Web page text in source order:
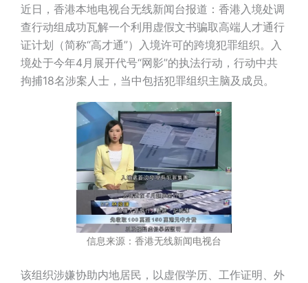
近日，香港本地电视台无线新闻台报道：香港入境处调
查行动组成功瓦解一个利用虚假文书骗取高端人才通行
证计划（简称“高才通”）入境许可的跨境犯罪组织。入
境处于今年4月展开代号“网影”的执法行动，行动中共
拘捕18名涉案人士，当中包括犯罪组织主脑及成员。
信息来源：香港无线新闻电视台
该组织涉嫌协助内地居民，以虚假学历、工作证明、外